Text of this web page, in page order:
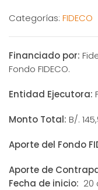
Categorías: FIDECO
Financiado por:
Fondo FIDECO.
Entidad Ejecutora:
Monto Total: B/.
Aporte del Fondo
Aporte de
Fecha de inicio: 20